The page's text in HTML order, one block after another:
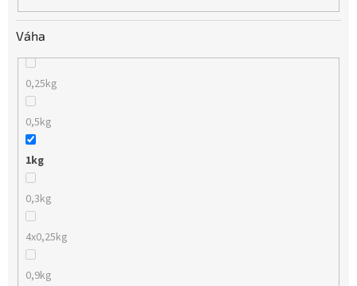
Váha
0,25kg
0,5kg
1kg
0,3kg
4x0,25kg
0,9kg